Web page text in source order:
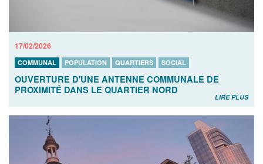
17/02/2026
COMMUNAL POPULATION QUARTIERS SOCIAL
OUVERTURE D'UNE ANTENNE COMMUNALE DE
PROXIMITÉ DANS LE QUARTIER NORD
LIRE PLUS